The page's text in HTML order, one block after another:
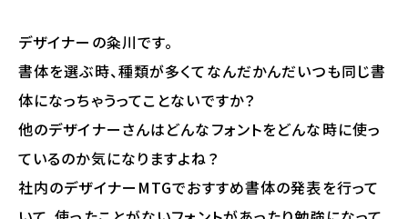
デザイナーの粂川です。
書体を選ぶ時、種類が多くてなんだかんだいつも同じ書
体になっちゃうってことないですか？
他のデザイナーさんはどんなフォントをどんな時に使っ
ているのか気になりますよね？
社内のデザイナーMTGでおすすめ書体の発表を行って